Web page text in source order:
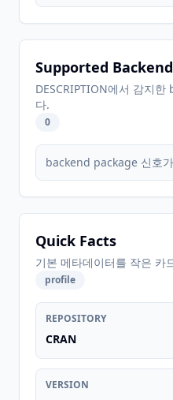
Supported
DESCRIPTION에서 감지
다.
0
backend package 신호
Quick Facts
기본 메타데이터를 작은 카
profile
REPOSITORY
CRAN
VERSION